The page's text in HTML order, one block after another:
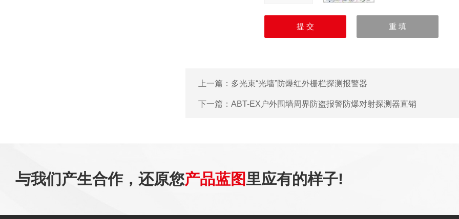
上一篇： 多光束“光墙”防爆红外栅栏探测报警器
下一篇： ABT-EX户外围墙周界防盗报警防爆对射探测器直销
与我们产生合作，还原您产品蓝图里应有的样子!